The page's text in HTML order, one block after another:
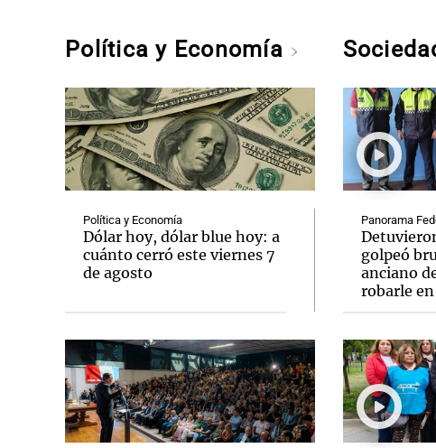
Política y Economía
Política y Economía
Dólar hoy, dólar blue hoy: a
cuánto cerró este viernes 7
de agosto
Panorama
golpeó
anciano
robarle